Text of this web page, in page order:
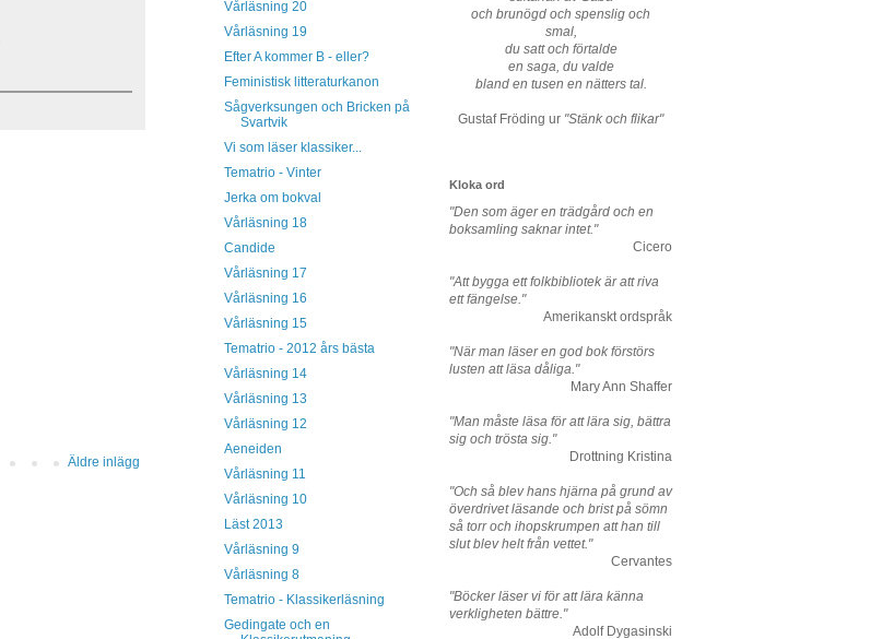
Äldre inlägg
Vårläsning 20
Vårläsning 19
Efter A kommer B - eller?
Feministisk litteraturkanon
Sågverksungen och Bricken på
Svartvik
Vi som läser klassiker...
Tematrio - Vinter
Jerka om bokval
Vårläsning 18
Candide
Vårläsning 17
Vårläsning 16
Vårläsning 15
Tematrio - 2012 års bästa
Vårläsning 14
Vårläsning 13
Vårläsning 12
Aeneiden
Vårläsning 11
Vårläsning 10
Läst 2013
Vårläsning 9
Vårläsning 8
Tematrio - Klassikerläsning
Gedingate och en
och brunögd och spenslig och
smal,
du satt och förtalde
en saga, du valde
bland en tusen en nätters tal.
Gustaf Fröding ur "Stänk och flikar"
Kloka ord
"Den som äger en trädgård och en
boksamling saknar intet."
Cicero
"Att bygga ett folkbibliotek är att riva
ett fängelse."
Amerikanskt ordspråk
"När man läser en god bok förstörs
lusten att läsa dåliga."
Mary Ann Shaffer
"Man måste läsa för att lära sig, bättra
sig och trösta sig."
Drottning Kristina
"Och så blev hans hjärna på grund av
överdrivet läsande och brist på sömn
så torr och ihopskrumpen att han till
slut blev helt från vettet."
Cervantes
"Böcker läser vi för att lära känna
verkligheten bättre."
Adolf Dygasinski